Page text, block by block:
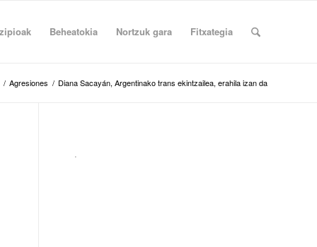
Beheatokia Nortzuk gara Fitxategia
/ Agresiones / Diana Sacayán, Argentinako trans ekintzailea, erahila izan da
.